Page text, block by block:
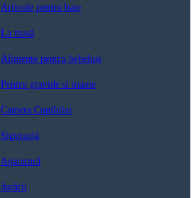
Articole pentru baie
La masă
Alimente pentru bebeluși
Pentru gravide si mame
Camera Copilului
Siguranță
Aparatură
Jucării